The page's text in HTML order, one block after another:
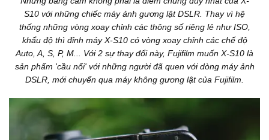
S10 với những chiếc máy ảnh gương lật DSLR. Thay vì hệ
thống những vòng xoay chỉnh các thông số riêng lẻ như ISO,
khẩu độ thì đỉnh máy X-S10 có vòng xoay chỉnh các chế độ
Auto, A, S, P, M... Với 2 sự thay đổi này, Fujifilm muốn X-S10 là
sản phẩm 'cầu nối' với những người đã quen với dòng máy ảnh
DSLR, mới chuyển qua máy không gương lật của Fujifilm.